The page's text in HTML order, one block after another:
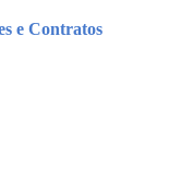
e Contratos